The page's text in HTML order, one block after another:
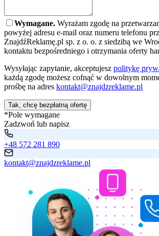
Wymagane. Wyrażam zgodę na
powyżej adresu e-mail oraz numeru telefonu
ZnajdźReklamę.pl sp. z o. o. z siedzibą we
kontaktu bezpośredniego i otrzymania oferty
Wysyłając zapytanie, akceptujesz politykę
każdą zgodę możesz cofnąć w dowolnym
prośbę na adres kontakt@znajdzreklame.pl
Tak, chcę bezpłatną ofertę
*Pole wymagane
Zadzwoń lub napisz
+48 572 281 890
kontakt@znajdzreklame.pl